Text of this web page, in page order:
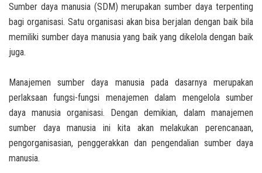
Sumber daya manusia (SDM) merupakan sumber daya terpenting
bagi organisasi. Satu organisasi akan bisa berjalan dengan baik bila
memiliki sumber daya manusia yang baik yang dikelola dengan baik
juga.
Manajemen sumber daya manusia pada dasarnya merupakan
perlaksaan fungsi-fungsi menajemen dalam mengelola sumber
daya manusia organisasi. Dengan demikian, dalam manajemen
sumber daya manusia ini kita akan melakukan perencanaan,
pengorganisasian, penggerakkan dan pengendalian sumber daya
manusia.